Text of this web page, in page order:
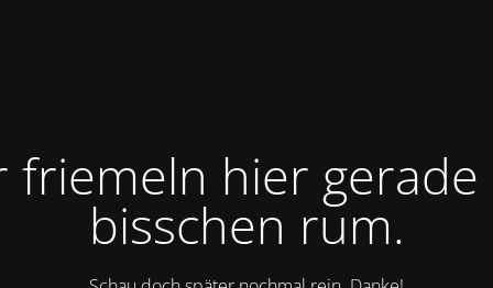
friemeln hier gerade
bisschen rum.